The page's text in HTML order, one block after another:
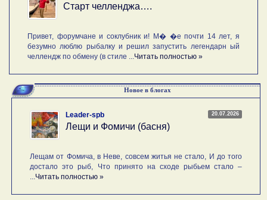
Старт челленджа….
Привет, форумчане и соклубник и! М� �е почти 14 лет, я
безумно люблю рыбалку и решил запустить легендарн ый
челлендж по обмену (в стиле ...Читать полностью »
Новое в блогах
20.07.2026
Leader-spb
Лещи и Фомичи (басня)
Лещам от Фомича, в Неве, совсем житья не стало, И до того
достало это рыб, Что принято на сходе рыбьем стало –
...Читать полностью »